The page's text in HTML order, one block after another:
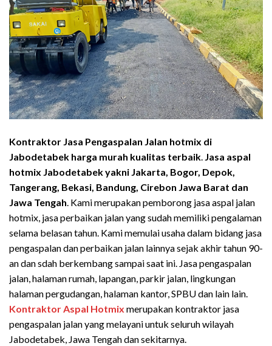
Kontraktor Jasa Pengaspalan Jalan hotmix di
Jabodetabek harga murah kualitas terbaik. Jasa aspal
hotmix Jabodetabek yakni Jakarta, Bogor, Depok,
Tangerang, Bekasi, Bandung, Cirebon Jawa Barat dan
Jawa Tengah. Kami merupakan pemborong jasa aspal jalan
hotmix, jasa perbaikan jalan yang sudah memiliki pengalaman
selama belasan tahun. Kami memulai usaha dalam bidang jasa
pengaspalan dan perbaikan jalan lainnya sejak akhir tahun 90-
an dan sdah berkembang sampai saat ini. Jasa pengaspalan
jalan, halaman rumah, lapangan, parkir jalan, lingkungan
halaman pergudangan, halaman kantor, SPBU dan lain lain.
Kontraktor Aspal Hotmix merupakan kontraktor jasa
pengaspalan jalan yang melayani untuk seluruh wilayah
Jabodetabek, Jawa Tengah dan sekitarnya.